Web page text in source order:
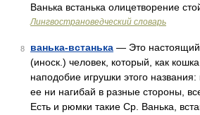
Ванька встанька олицетворение
Лингвострановедческий словарь
8 ванька-встанька — Это настоящий
(иноск.) человек, который, как
наподобие игрушки этого названия:
ее ни нагибай в разные стороны,
Есть и рюмки такие Ср. Ванька,